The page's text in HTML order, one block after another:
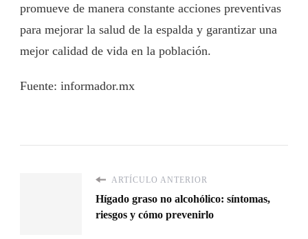
promueve de manera constante acciones preventivas
para mejorar la salud de la espalda y garantizar una
mejor calidad de vida en la población.
Fuente: informador.mx
ARTÍCULO ANTERIOR
Hígado graso no alcohólico: síntomas,
riesgos y cómo prevenirlo